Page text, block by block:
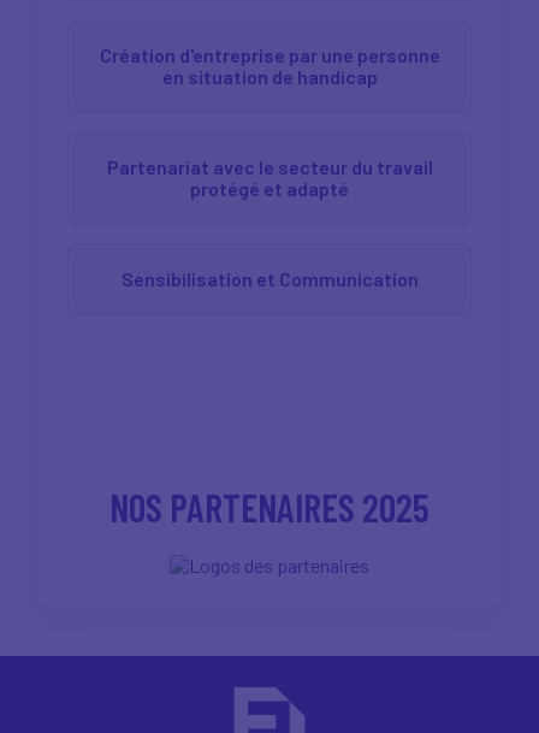
Création d'entreprise par une personne
en situation de handicap
Partenariat avec le secteur du travail
protégé et adapté
Sensibilisation et Communication
NOS PARTENAIRES 2025